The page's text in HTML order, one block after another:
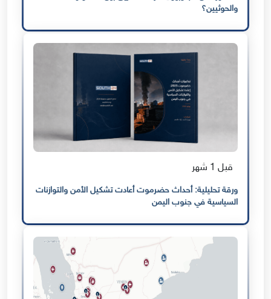
والحوثيين؟
قبل 1 شهر
ورقة تحليلية: أحداث حضرموت أعادت تشكيل الأمن والتوازنات
السياسية في جنوب اليمن